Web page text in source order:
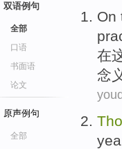
双语例句
全部
口语
书面语
论文
原声例句
全部
On
在
念